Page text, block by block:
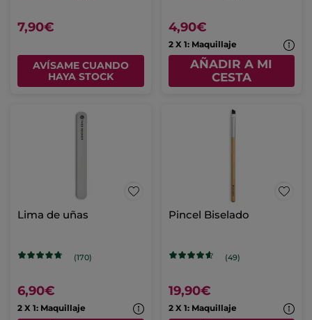
7,90€
AVÍSAME CUANDO
HAYA STOCK
4,90€
2 X 1: Maquillaje
AÑADIR A MI
CESTA
Lima de uñas
(170)
6,90€
2 X 1: Maquillaje
Pincel Biselado
(49)
19,90€
2 X 1: Maquillaje